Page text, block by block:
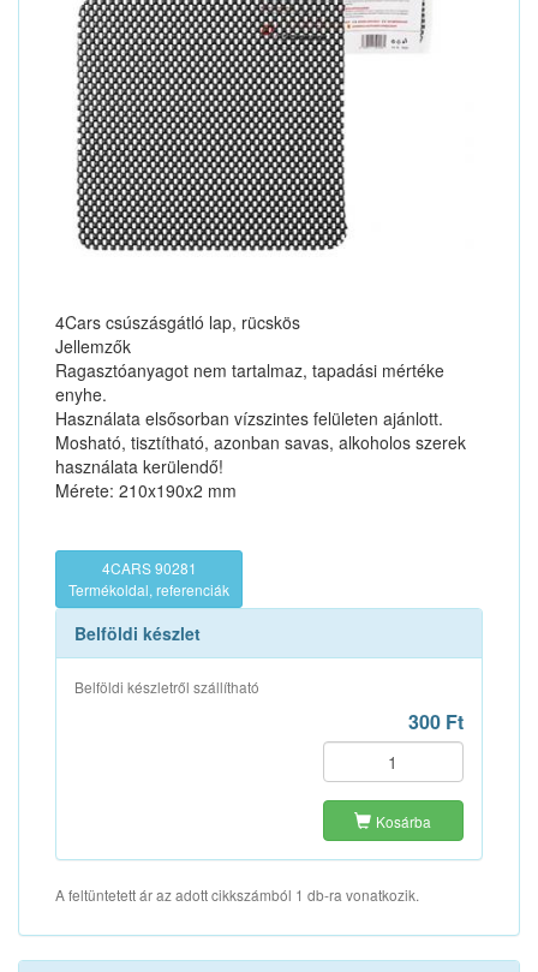
4Cars csúszásgátló lap, rücskös
Jellemzők
Ragasztóanyagot nem tartalmaz, tapadási mértéke
enyhe.
Használata elsősorban vízszintes felületen ajánlott.
Mosható, tisztítható, azonban savas, alkoholos szerek
használata kerülendő!
Mérete: 210x190x2 mm
4CARS 90281
Termékoldal, referenciák
Belföldi készlet
Belföldi készletről szállítható
300 Ft
Kosárba
A feltüntetett ár az adott cikkszámból 1 db-ra vonatkozik.